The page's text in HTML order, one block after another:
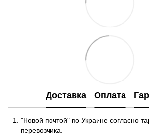
Доставка Оплата
"Новой почтой" по Украине согласно
перевозчика.